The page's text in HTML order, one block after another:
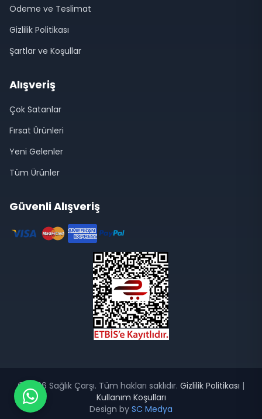
Ödeme ve Teslimat
Gizlilik Politikası
Şartlar ve Koşullar
Alışveriş
Çok Satanlar
Fırsat Ürünleri
Yeni Gelenler
Tüm Ürünler
Güvenli Alışveriş
© 2026 Sağlık Çarşı. Tüm hakları saklıdır. Gizlilik Politikası |
Kullanım Koşulları
Design by SC Medya